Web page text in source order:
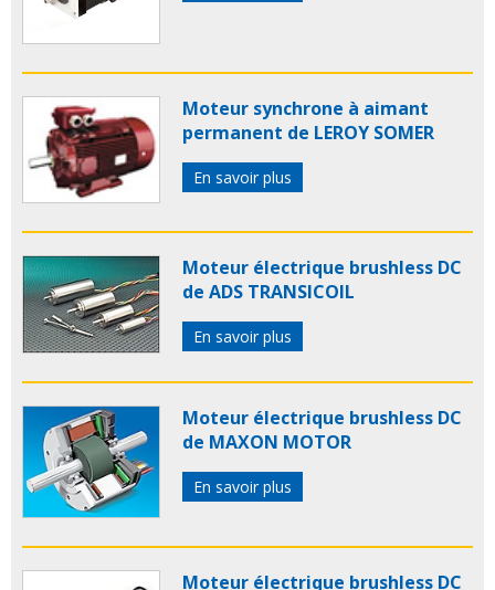
Moteur synchrone à aimant
permanent de LEROY SOMER
En savoir plus
Moteur électrique brushless DC
de ADS TRANSICOIL
En savoir plus
Moteur électrique brushless DC
de MAXON MOTOR
En savoir plus
Moteur électrique brushless DC